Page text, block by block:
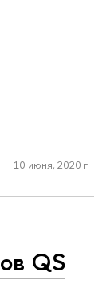
10 июня, 2020 г.
QS